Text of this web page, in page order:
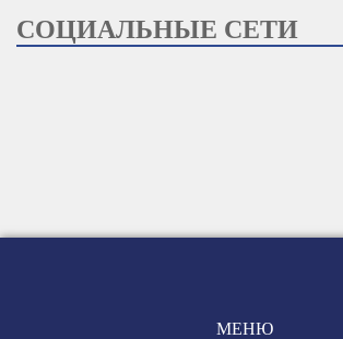
СОЦИАЛЬНЫЕ СЕТИ
МЕНЮ